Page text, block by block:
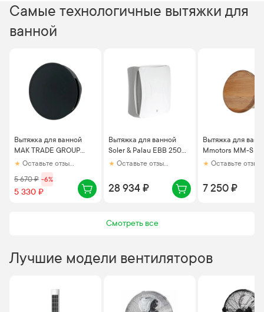
Самые технологичные вытяжки для
ванной
Вытяжка для ванной
MAK TRADE GROUP
Solar100-HT (hygro-
timer) черный матовый
Оставьте отзыв первым
5 670₽ -6%
5 330 ₽
Вытяжка для ванной
Soler & Palau EBB 250N
HT с таймером
Оставьте отзыв первым
28 934 ₽
Вытяжка для
Mmotors ММ-S
дер. Круг 105 м3/ч
Оставьте отзыв первым
7 250 ₽
Смотреть все
Лучшие модели вентиляторов